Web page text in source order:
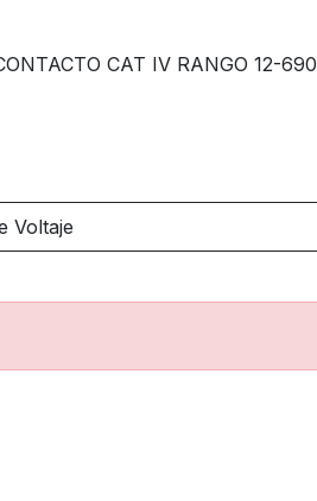
CAT IV RANGO 12-690
Voltaje